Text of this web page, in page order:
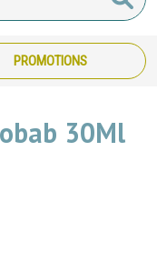
PROMOTIONS
30Ml